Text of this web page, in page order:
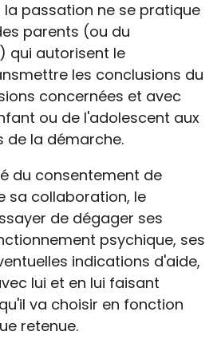
la passation ne se pratique
parents (ou du
qui autorisent le
les conclusions du
concernées et avec
ou de l'adolescent aux
de la démarche.
du consentement de
sa collaboration, le
de dégager ses
psychique, ses
indications d'aide,
lui et en lui faisant
va choisir en fonction
retenue.